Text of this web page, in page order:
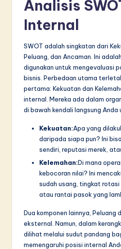
ti
o
Analisis
Internal
SWOT adalah singkatan dari
Peluang, dan Ancaman. Ini
digunakan untuk mengevaluasi
bisnis. Perbedaan utama
pertama: Kekuatan dan
internal. Mereka ada dalam
di bawah kendali langsung Anda
Kekuatan:Apa yang
daripada siapa pun? Ini
sendiri, reputasi merek,
Kelemahan:Di mana
kebocoran nilai? Ini
sudah usang, tingkat rotasi
atau rantai pasok yang
Dua komponen lainnya, Peluang
eksternal. Namun, dalam
dilihat melalui sudut pandang
memengaruhi posisi internal